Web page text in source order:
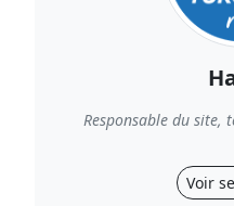
Responsable du site,
Voir